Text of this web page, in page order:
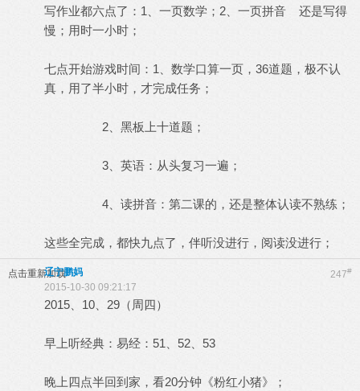
写作业都六点了：1、一页数学；2、一页拼音 还是写得
慢；用时一小时；
七点开始游戏时间：1、数学口算一页，36道题，极不认
真，用了半小时，才完成任务；
2、黑板上十道题；
3、英语：从头复习一遍；
4、读拼音：第二课的，还是整体认读不熟练；
这些全完成，都快九点了，伴听没进行，阅读没进行；
点击重新加载 247#
辽宁鹏妈
2015-10-30 09:21:17
2015、10、29（周四）
早上听经典：易经：51、52、53
晚上四点半回到家，看20分钟《粉红小猪》；